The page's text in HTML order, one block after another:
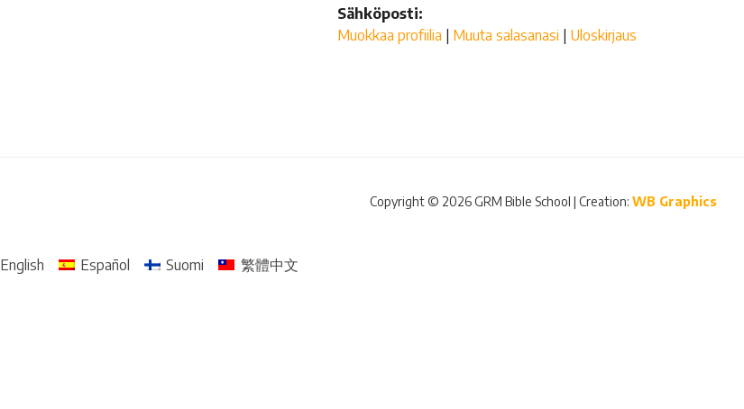
Sähköposti:
Muokkaa profiilia | Muuta salasanasi | Uloskirjaus
Copyright © 2026 GRM Bible School | Creation: WB Graphics
English Español Suomi 繁體中文